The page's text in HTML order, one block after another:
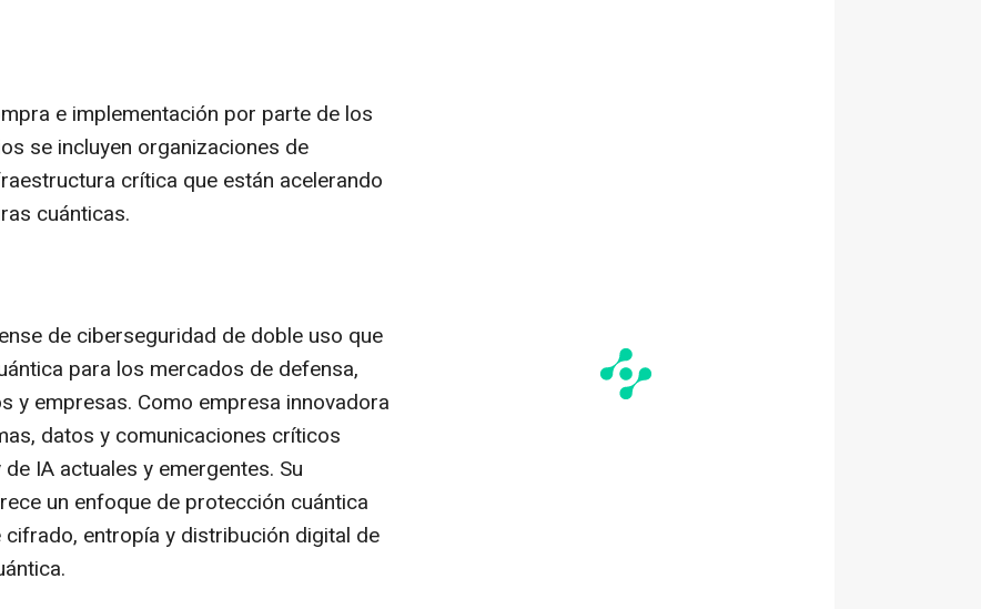
e implementación por parte de los
se incluyen organizaciones de
crítica que están acelerando
cuánticas.
de ciberseguridad de doble uso que
para los mercados de defensa,
y empresas. Como empresa innovadora
datos y comunicaciones críticos
IA actuales y emergentes. Su
un enfoque de protección cuántica
entropía y distribución digital de